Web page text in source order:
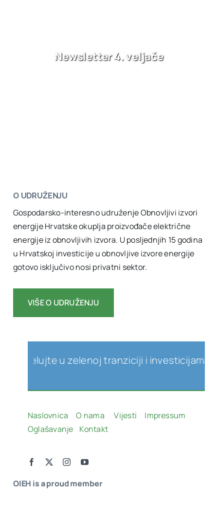
Newsletter 4. veljače
O UDRUŽENJU
Gospodarsko-interesno udruženje Obnovljivi izvori
energije Hrvatske okuplja proizvođače električne
energije iz obnovljivih izvora. U posljednjih 15 godina
u Hrvatskoj investicije u obnovljive izvore energije
gotovo isključivo nosi privatni sektor.
VIŠE O UDRUŽENJU
OIEH is a proud member
u zelenoj tranziciji i investicijama u
Naslovnica O nama Vijesti
Impressum
Oglašavanje
Kontakt